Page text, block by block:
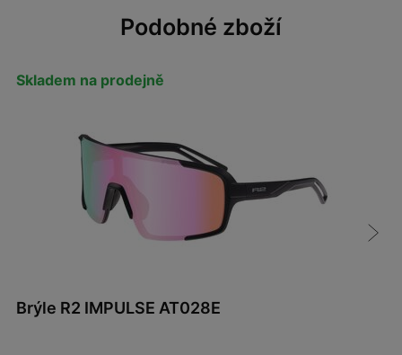
Podobné zboží
Skladem na prodejně
Brýle R2 IMPULSE AT028E